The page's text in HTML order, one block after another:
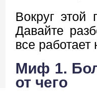
Вокруг этой
Давайте
все
Миф 1.
от чего